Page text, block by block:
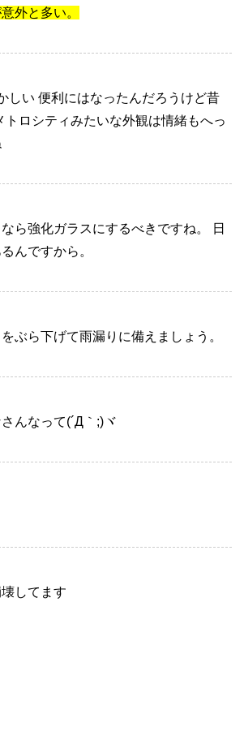
外と多い。
しい 便利にはなったんだろうけど昔
トロシティみたいな外観は情緒もへっ
ら強化ガラスにするべきですね。
日
んですから。
ぶら下げて雨漏りに備えましょう。
んなって(´Д｀;)ヾ
してます